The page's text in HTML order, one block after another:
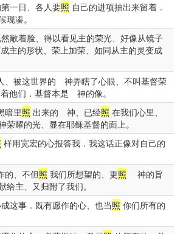
一日、各人要照 自己的进项抽出来留着．
现凑。
敞着脸、得以看见主的荣光、好像从镜子
主的形状、荣上加荣、如同从主的灵变成
、被这世界的 神弄瞎了心眼、不叫基督荣
着他们．基督本是 神的像。
暗里照 出来的 神、已经照 在我们心里、
耀的光、显在耶稣基督的面上。
样用宽宏的心报答我．我这话正像对自己的
的、不但照 我们所想望的、更照 神的旨
给主、又归附了我们。
这事．既有愿作的心、也当照 你们所有的